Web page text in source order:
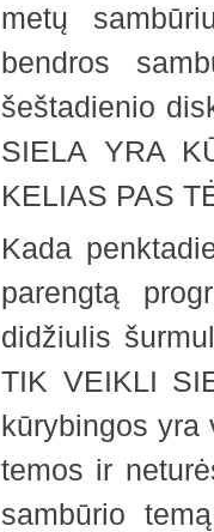
metų
bendros
šeštadienio
SIELA YRA
KELIAS PAS
Kada
parengtą
didžiulis
TIK VEIKLI
kūrybingos yra
temos ir
sambūrio